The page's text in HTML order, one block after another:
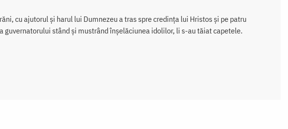
cu ajutorul şi harul lui Dumnezeu a tras spre credinţa lui Hristos şi pe patru
guvernatorului stând şi mustrând înşelăciunea idolilor, li s-au tăiat capetele.